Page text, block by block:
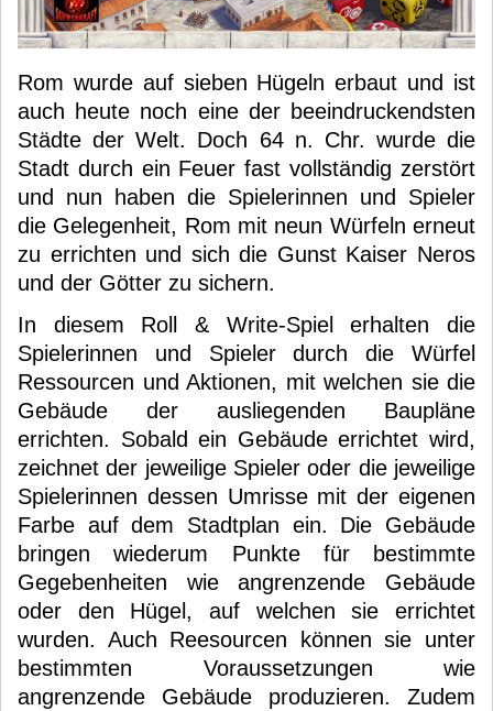
Rom wurde auf sieben Hügeln erbaut und ist
auch heute noch eine der beeindruckendsten
Städte der Welt. Doch 64 n. Chr. wurde die
Stadt durch ein Feuer fast vollständig zerstört
und nun haben die Spielerinnen und Spieler
die Gelegenheit, Rom mit neun Würfeln erneut
zu errichten und sich die Gunst Kaiser Neros
und der Götter zu sichern.
In diesem Roll & Write-Spiel erhalten die
Spielerinnen und Spieler durch die Würfel
Ressourcen und Aktionen, mit welchen sie die
Gebäude der ausliegenden Baupläne
errichten. Sobald ein Gebäude errichtet wird,
zeichnet der jeweilige Spieler oder die jeweilige
Spielerinnen dessen Umrisse mit der eigenen
Farbe auf dem Stadtplan ein. Die Gebäude
bringen wiederum Punkte für bestimmte
Gegebenheiten wie angrenzende Gebäude
oder den Hügel, auf welchen sie errichtet
wurden. Auch Reesourcen können sie unter
bestimmten Voraussetzungen wie
angrenzende Gebäude produzieren. Zudem